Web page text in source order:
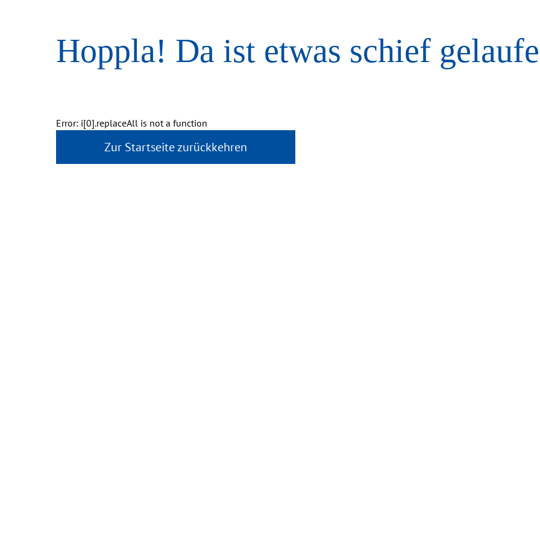
Hoppla! Da ist etwas schief
Error: i[0].replaceAll is not a function
Zur Startseite zurückkehren